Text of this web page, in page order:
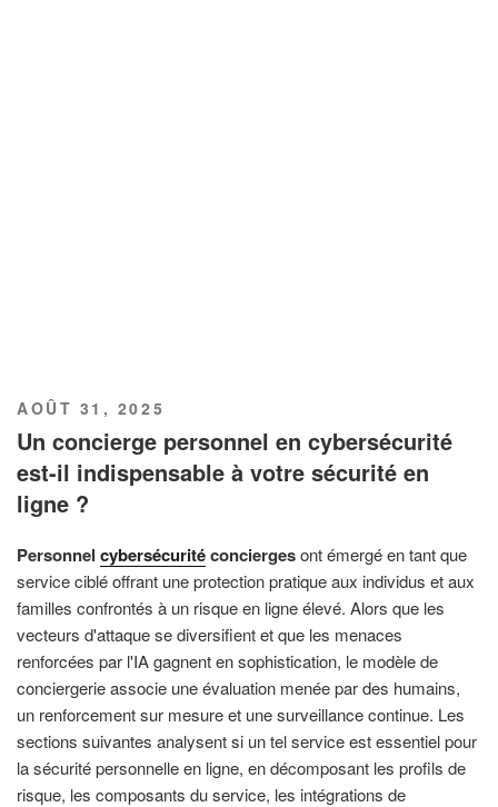
PUBLIÉ
LE
AOÛT 31, 2025
Un concierge personnel en cybersécurité
est-il indispensable à votre sécurité en
ligne ?
Personnel cybersécuritéconciergesont émergé en tant que
service ciblé offrant une protection pratique aux individus et aux
familles confrontés à un risque en ligne élevé. Alors que les
vecteurs d'attaque se diversifient et que les menaces
renforcées par l'IA gagnent en sophistication, le modèle de
conciergerie associe une évaluation menée par des humains,
un renforcement sur mesure et une surveillance continue. Les
sections suivantes analysent si un tel service est essentiel pour
la sécurité personnelle en ligne, en décomposant les profils de
risque, les composants du service, les intégrations de